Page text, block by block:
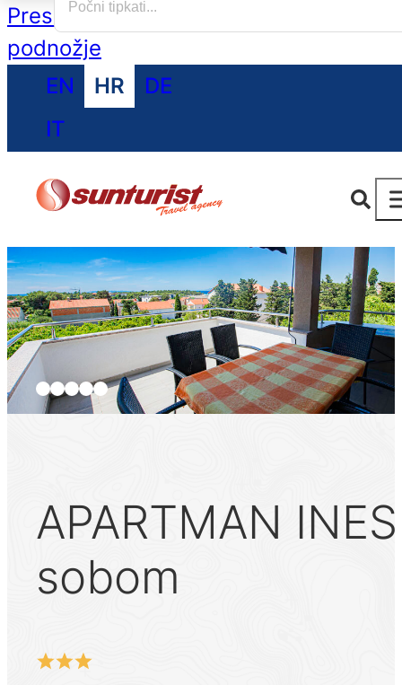
Preskoči na glavni sadržaj
podnožje
EN
HR
DE
IT
APARTMAN
sobom